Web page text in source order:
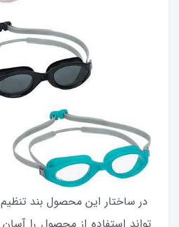
در ساختار این محصول بند